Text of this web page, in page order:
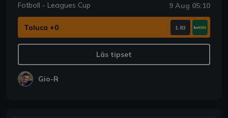
Fotboll - Leagues Cup 9 Aug 05:10
Toluca +0 1.83
Läs tipset
Gio-R